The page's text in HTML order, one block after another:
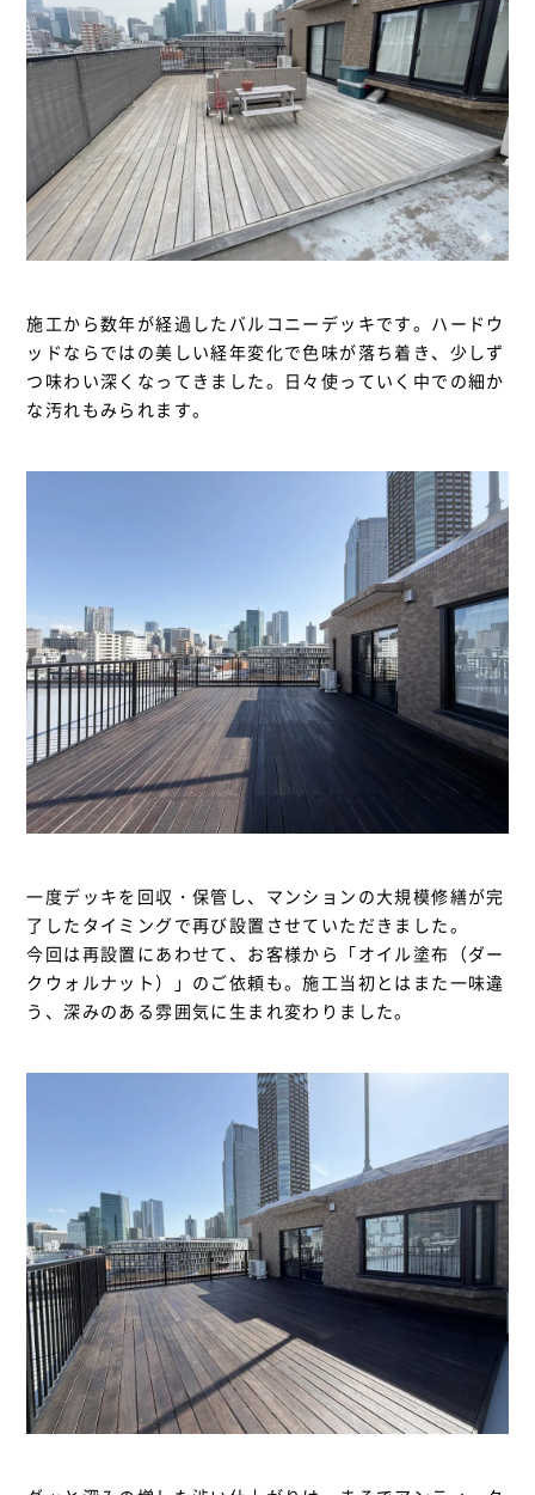
施工から数年が経過したバルコニーデッキです。ハードウ
ッドならではの美しい経年変化で色味が落ち着き、少しず
つ味わい深くなってきました。日々使っていく中での細か
な汚れもみられます。
一度デッキを回収・保管し、マンションの大規模修繕が完
了したタイミングで再び設置させていただきました。
今回は再設置にあわせて、お客様から「オイル塗布（ダー
クウォルナット）」のご依頼も。施工当初とはまた一味違
う、深みのある雰囲気に生まれ変わりました。